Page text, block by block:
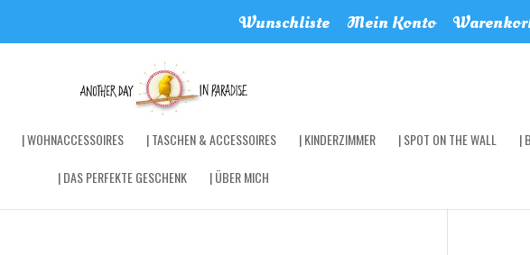
Wunschliste Mein Konto
| WOHNACCESSOIRES | TASCHEN & ACCESSOIRES | KINDERZIMMER | SPOT ON THE WALL
|
| DAS PERFEKTE GESCHENK
| ÜBER MICH